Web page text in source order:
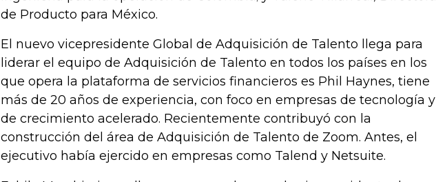
de Producto para México.
El nuevo vicepresidente Global de Adquisición de Talento llega para
liderar el equipo de Adquisición de Talento en todos los países en los
que opera la plataforma de servicios financieros es Phil Haynes, tiene
más de 20 años de experiencia, con foco en empresas de tecnología y
de crecimiento acelerado. Recientemente contribuyó con la
construcción del área de Adquisición de Talento de Zoom. Antes, el
ejecutivo había ejercido en empresas como Talend y Netsuite.